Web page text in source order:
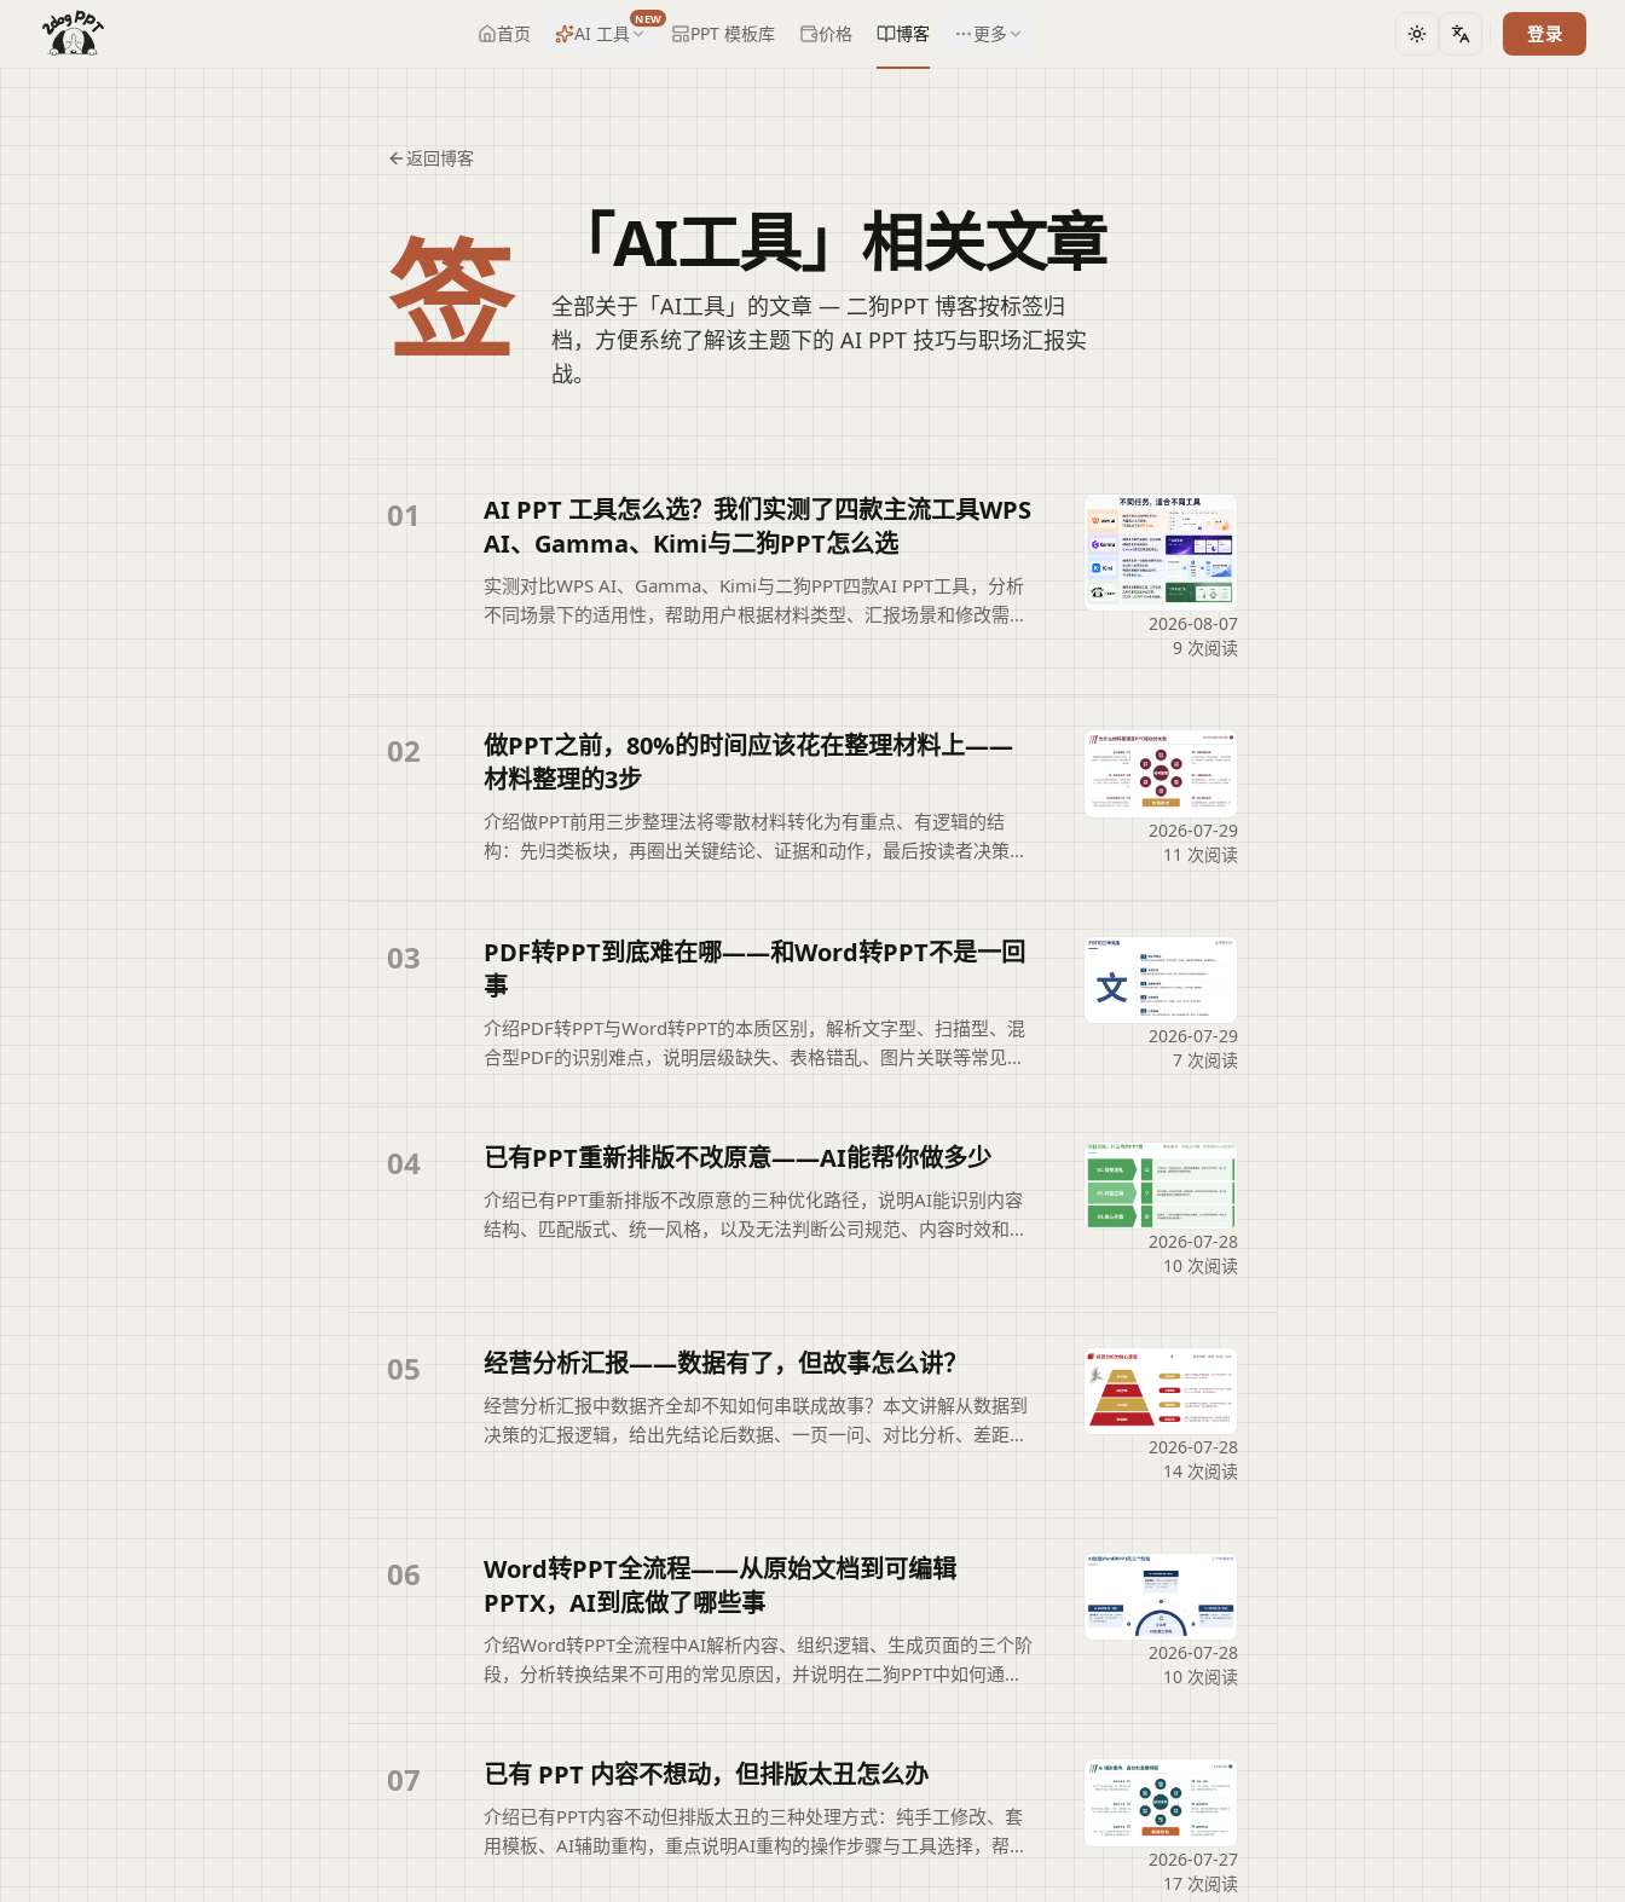
首页 AI 工具
NEW
PPT 模板库 价格 博客 更多 主题 语言 登录
返回博客
签 「AI工具」相关文章
全部关于「AI工具」的文章 — 二狗PPT 博客按标签归
档，方便系统了解该主题下的 AI PPT 技巧与职场汇报实
战。
01
AI PPT 工具怎么选？我们实测了四款主流工具WPS
AI、Gamma、Kimi与二狗PPT怎么选
实测对比WPS AI、Gamma、Kimi与二狗PPT四款AI PPT工具，分析
不同场景下的适用性，帮助用户根据材料类型、汇报场景和修改需求
2026-08-07
9 次阅读
02
做PPT之前，80%的时间应该花在整理材料上——
材料整理的3步
介绍做PPT前用三步整理法将零散材料转化为有重点、有逻辑的结
构：先归类板块，再圈出关键结论、证据和动作，最后按读者决策影
料取舍上。便于读者从搜索结果中快速了解页面主题与主要内容。
2026-07-29
11 次阅读
03
PDF转PPT到底难在哪——和Word转PPT不是一回
事
介绍PDF转PPT与Word转PPT的本质区别，解析文字型、扫描型、混
合型PDF的识别难点，说明层级缺失、表格错乱、图片关联等常见问
关注的信息，帮助用户快速判断是否需要查看原文。
2026-07-29
7 次阅读
04 已有PPT重新排版不改原意——AI能帮你做多少
介绍已有PPT重新排版不改原意的三种优化路径，说明AI能识别内容
结构、匹配版式、统一风格，以及无法判断公司规范、内容时效和老
2026-07-28
10 次阅读
05 经营分析汇报——数据有了，但故事怎么讲？
经营分析汇报中数据齐全却不知如何串联成故事？本文讲解从数据到
决策的汇报逻辑，给出先结论后数据、一页一问、对比分析、差距归
2026-07-28
14 次阅读
06
Word转PPT全流程——从原始文档到可编辑
PPTX，AI到底做了哪些事
介绍Word转PPT全流程中AI解析内容、组织逻辑、生成页面的三个阶
段，分析转换结果不可用的常见原因，并说明在二狗PPT中如何通过
读者可关注的信息，帮助用户快速判断是否需要查看原文。
2026-07-28
10 次阅读
07 已有 PPT 内容不想动，但排版太丑怎么办
介绍已有PPT内容不动但排版太丑的三种处理方式：纯手工修改、套
用模板、AI辅助重构，重点说明AI重构的操作步骤与工具选择，帮助
2026-07-27
17 次阅读